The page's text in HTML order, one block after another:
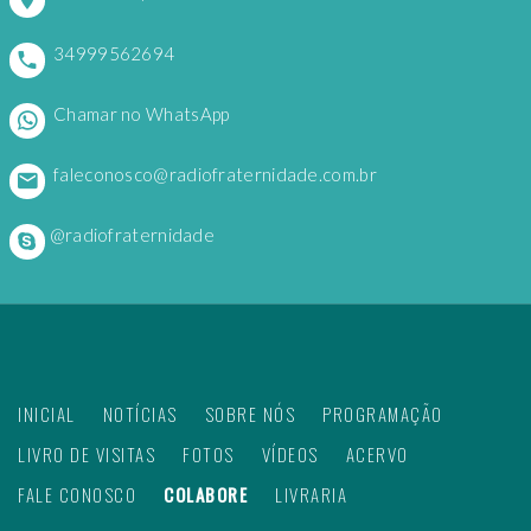
34999562694
Chamar no WhatsApp
faleconosco@radiofraternidade.com.br
@radiofraternidade
INICIAL NOTÍCIAS SOBRE NÓS
PROGRAMAÇÃO
LIVRO DE VISITAS
FOTOS VÍDEOS
ACERVO
FALE CONOSCO
COLABORE LIVRARIA